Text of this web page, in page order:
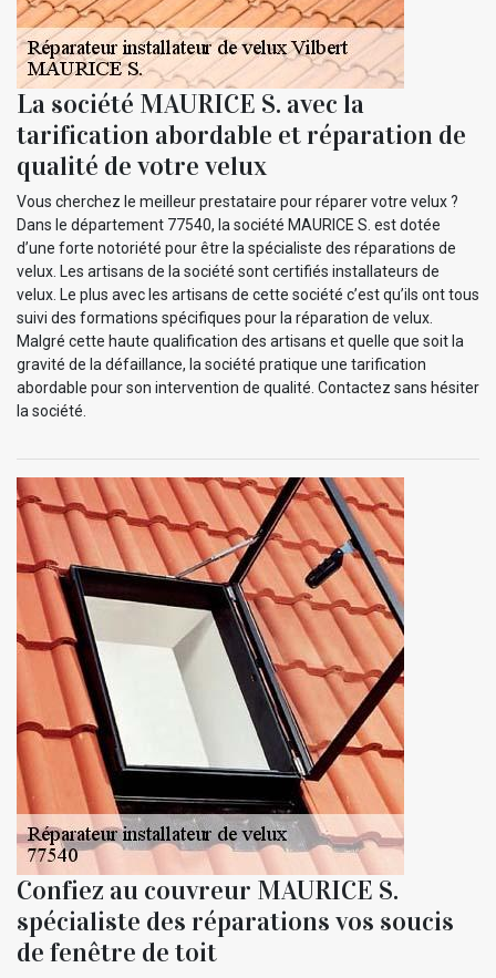
La société MAURICE S. avec la
tarification abordable et réparation de
qualité de votre velux
Vous cherchez le meilleur prestataire pour réparer votre velux ?
Dans le département 77540, la société MAURICE S. est dotée
d’une forte notoriété pour être la spécialiste des réparations de
velux. Les artisans de la société sont certifiés installateurs de
velux. Le plus avec les artisans de cette société c’est qu’ils ont tous
suivi des formations spécifiques pour la réparation de velux.
Malgré cette haute qualification des artisans et quelle que soit la
gravité de la défaillance, la société pratique une tarification
abordable pour son intervention de qualité. Contactez sans hésiter
la société.
Confiez au couvreur MAURICE S.
spécialiste des réparations vos soucis
de fenêtre de toit